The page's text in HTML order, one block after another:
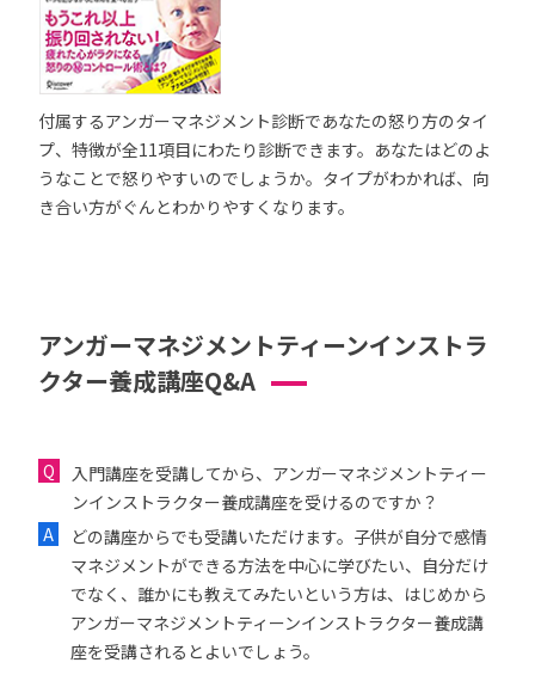
付属するアンガーマネジメント診断であなたの怒り方のタイ
プ、特徴が全11項目にわたり診断できます。あなたはどのよ
うなことで怒りやすいのでしょうか。タイプがわかれば、向
き合い方がぐんとわかりやすくなります。
アンガーマネジメントティーンインストラ
クター養成講座Q&A
入門講座を受講してから、アンガーマネジメントティー
ンインストラクター養成講座を受けるのですか？
どの講座からでも受講いただけます。子供が自分で感情
マネジメントができる方法を中心に学びたい、自分だけ
でなく、誰かにも教えてみたいという方は、はじめから
アンガーマネジメントティーンインストラクター養成講
座を受講されるとよいでしょう。